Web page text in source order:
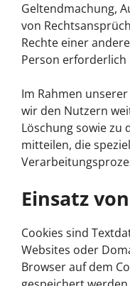
Geltendmachung,
von
Rechte einer
Person erforderlich
Im Rahmen
wir den Nutzern
Löschung sowie zu
mitteilen, die
Einsatz
Cookies sind
Websites oder
Browser auf dem